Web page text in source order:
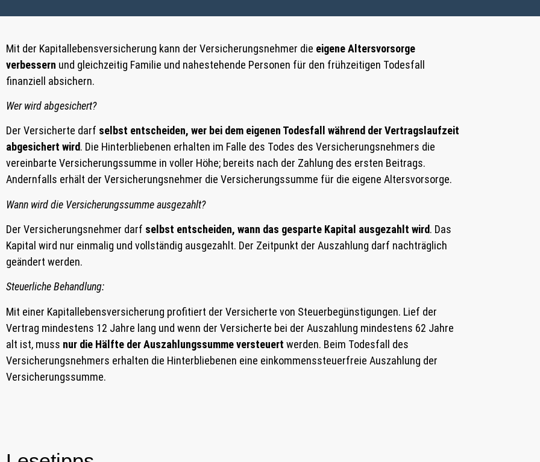
Mit der Kapitallebensversicherung kann der Versicherungsnehmer die eigene Altersvorsorge
verbessern und gleichzeitig Familie und nahestehende Personen für den frühzeitigen Todesfall
finanziell absichern.
Wer wird abgesichert?
Der Versicherte darf selbst entscheiden, wer bei dem eigenen Todesfall während der Vertragslaufzeit
abgesichert wird. Die Hinterbliebenen erhalten im Falle des Todes des Versicherungsnehmers die
vereinbarte Versicherungssumme in voller Höhe; bereits nach der Zahlung des ersten Beitrags.
Andernfalls erhält der Versicherungsnehmer die Versicherungssumme für die eigene Altersvorsorge.
Wann wird die Versicherungssumme ausgezahlt?
Der Versicherungsnehmer darf selbst entscheiden, wann das gesparte Kapital ausgezahlt wird. Das
Kapital wird nur einmalig und vollständig ausgezahlt. Der Zeitpunkt der Auszahlung darf nachträglich
geändert werden.
Steuerliche Behandlung:
Mit einer Kapitallebensversicherung profitiert der Versicherte von Steuerbegünstigungen. Lief der
Vertrag mindestens 12 Jahre lang und wenn der Versicherte bei der Auszahlung mindestens 62 Jahre
alt ist, muss nur die Hälfte der Auszahlungssumme versteuert werden. Beim Todesfall des
Versicherungsnehmers erhalten die Hinterbliebenen eine einkommenssteuerfreie Auszahlung der
Versicherungssumme.